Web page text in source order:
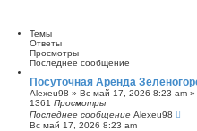
р
е
н
н
ы
й
п
о
и
Темы
Ответы
Просмотры
Последнее сообщение
Посуточная Аренда
Alexeu98 » Вс май 17, 2026 8:23 am »
1361 Просмотры
Последнее сообщение Alexeu98
Вс май 17, 2026 8:23 am